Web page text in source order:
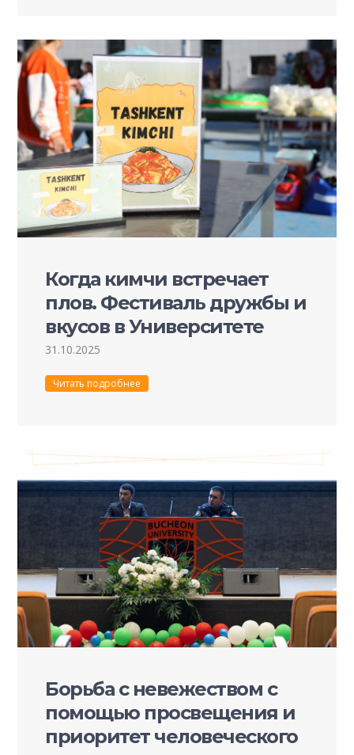
Когда кимчи встречает
плов. Фестиваль дружбы и
вкусов в Университете
Пучон в Ташкенте
31.10.2025
Читать подробнее
Борьба с невежеством с
помощью просвещения и
приоритет человеческого